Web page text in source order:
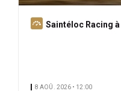
A
Saintéloc Racing
8 AOÛ. 2026 • 12:00